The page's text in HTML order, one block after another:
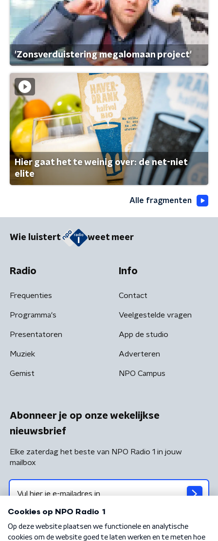
'Zonsverduistering megalomaan project'
Hier gaat het te weinig over: de net-niet
elite
Alle fragmenten
Wie luistert weet meer
Radio
Frequenties
Programma's
Presentatoren
Muziek
Gemist
Info
Contact
Veelgestelde vragen
App de studio
Adverteren
NPO Campus
Abonneer je op onze wekelijkse
nieuwsbrief
Elke zaterdag het beste van NPO Radio 1 in jouw
mailbox